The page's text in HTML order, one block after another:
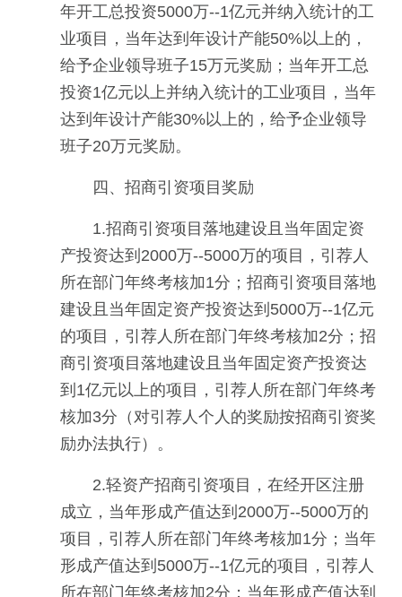
年开工总投资5000万--1亿元并纳入统计的工
业项目，当年达到年设计产能50%以上的，
给予企业领导班子15万元奖励；当年开工总
投资1亿元以上并纳入统计的工业项目，当年
达到年设计产能30%以上的，给予企业领导
班子20万元奖励。
四、招商引资项目奖励
1.招商引资项目落地建设且当年固定资
产投资达到2000万--5000万的项目，引荐人
所在部门年终考核加1分；招商引资项目落地
建设且当年固定资产投资达到5000万--1亿元
的项目，引荐人所在部门年终考核加2分；招
商引资项目落地建设且当年固定资产投资达
到1亿元以上的项目，引荐人所在部门年终考
核加3分（对引荐人个人的奖励按招商引资奖
励办法执行）。
2.轻资产招商引资项目，在经开区注册
成立，当年形成产值达到2000万--5000万的
项目，引荐人所在部门年终考核加1分；当年
形成产值达到5000万--1亿元的项目，引荐人
所在部门年终考核加2分；当年形成产值达到